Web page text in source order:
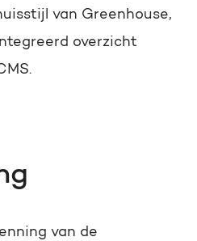
van Greenhouse,
overzicht
van de